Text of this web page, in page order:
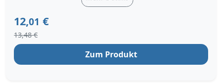
12,01 €
13,48 €
Zum Produkt